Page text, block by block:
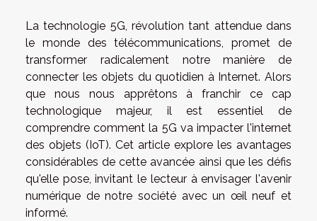
La technologie 5G, révolution tant attendue dans
le monde des télécommunications, promet de
transformer radicalement notre manière de
connecter les objets du quotidien à Internet. Alors
que nous nous apprêtons à franchir ce cap
technologique majeur, il est essentiel de
comprendre comment la 5G va impacter l'internet
des objets (IoT). Cet article explore les avantages
considérables de cette avancée ainsi que les défis
qu'elle pose, invitant le lecteur à envisager l'avenir
numérique de notre société avec un œil neuf et
informé.